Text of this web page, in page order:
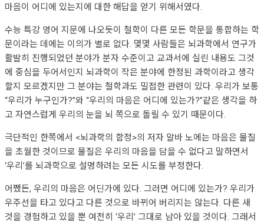
마음이 어디에 있는지에 대한 해답을 얻기 위해서였다.
수능 특강 영어 지문에 나오듯이 철학이 다른 모든 학문을 통합하는 학
문이라는 데에는 이의가 별로 없다. 몇몇 사람들은 뇌과학에서 연구가
활발히 진행되었던 분야가 분자 수준이고 교과서에 실린 내용도 그것
에 중심을 두어서인지 뇌과학이 작은 분야에 한정된 과학이라고 생각
할지 모르겠지만 그 분야는 철학과도 밀접한 관련이 있다. 우리가 보통
“우리가 누구인가?”와 “우리의 마음은 어디에 있는가?”같은 생각을 하
고 자연스럽게 우리의 눈을 뇌 쪽으로 돌릴 수 있기 때문이다.
극단적인 한쪽에서 <뇌과학의 함정>의 저자 알바 노에는 마음은 물질
을 초월한 것이므로 물질은 우리의 마음을 담을 수 없다고 말하면서
‘우리’를 뇌과학으로 설명하려는 모든 시도를 부정한다.
어쨌든, 우리의 마음은 어딘가에 있다. 그러면 어디에 있는가? 우리가
우주선을 타고 있다고 다른 것으로 바뀌어 버리지는 않는다. 다른 새
것을 경험하고 있을 뿐 여전히 ‘우리’ 그대로 남아 있을 것이다. 그래서